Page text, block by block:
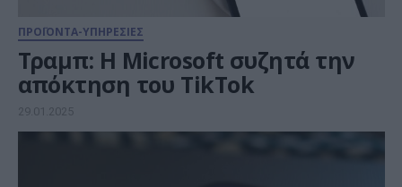
ΠΡΟΪΟΝΤΑ-ΥΠΗΡΕΣΙΕΣ
Τραμπ: Η Microsoft συζητά την
απόκτηση του TikTok
29.01.2025